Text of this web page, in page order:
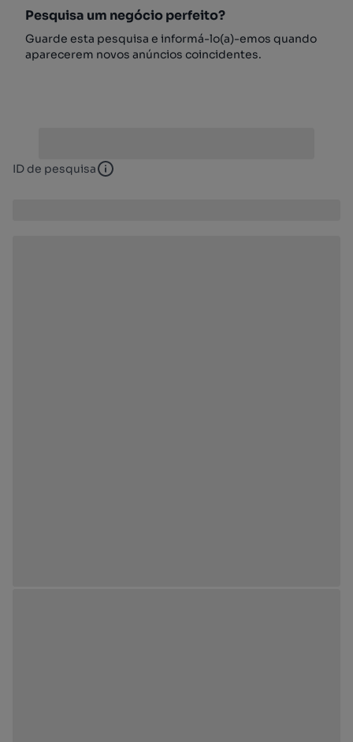
Pesquisa um negócio perfeito?
Guarde esta pesquisa e informá-lo(a)-emos quando
aparecerem novos anúncios coincidentes.
ID de pesquisa ID de pesquisa